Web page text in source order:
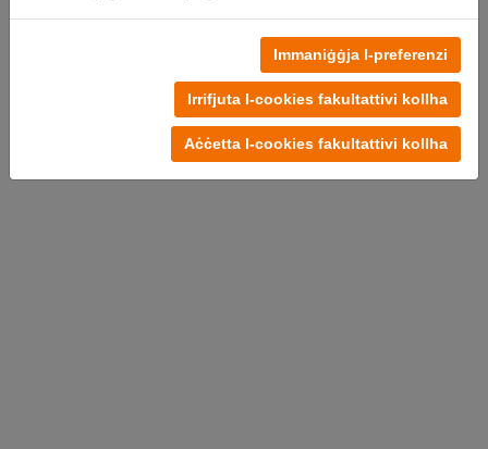
Immaniġġja l-preferenzi
Irrifjuta l-cookies fakultattivi kollha
Aċċetta l-cookies fakultattivi kollha
Ipprova b'xejn issa
Termini u Kundizzjonijiet